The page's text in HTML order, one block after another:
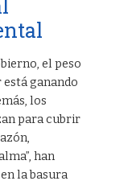
el peso
ganando
los
para cubrir
han
la basura